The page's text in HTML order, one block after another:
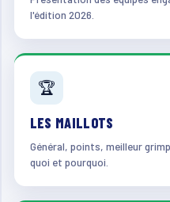
l'édition 2026.
🏆
LES MAILLOTS
Général, points, meilleur
quoi et pourquoi.